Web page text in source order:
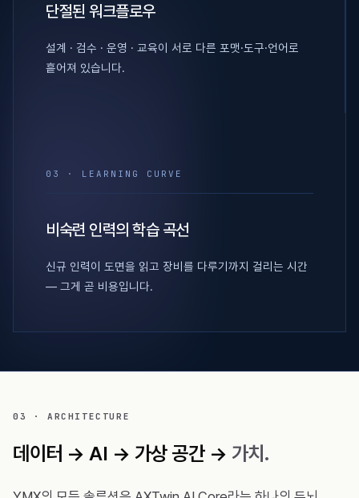
단절된 워크플로우
설계 · 검수 · 운영 · 교육이 서로 다른 포맷·도구·언어로
흩어져 있습니다.
03 · LEARNING CURVE
비숙련 인력의 학습 곡선
신규 인력이 도면을 읽고 장비를 다루기까지 걸리는 시간
— 그게 곧 비용입니다.
03 · ARCHITECTURE
데이터 → AI → 가상 공간 → 가치.